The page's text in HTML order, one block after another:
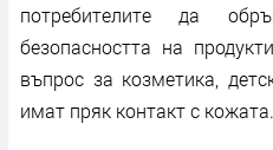
потребителите да
безопасността на
въпрос за козметика,
имат пряк контакт с кожата.